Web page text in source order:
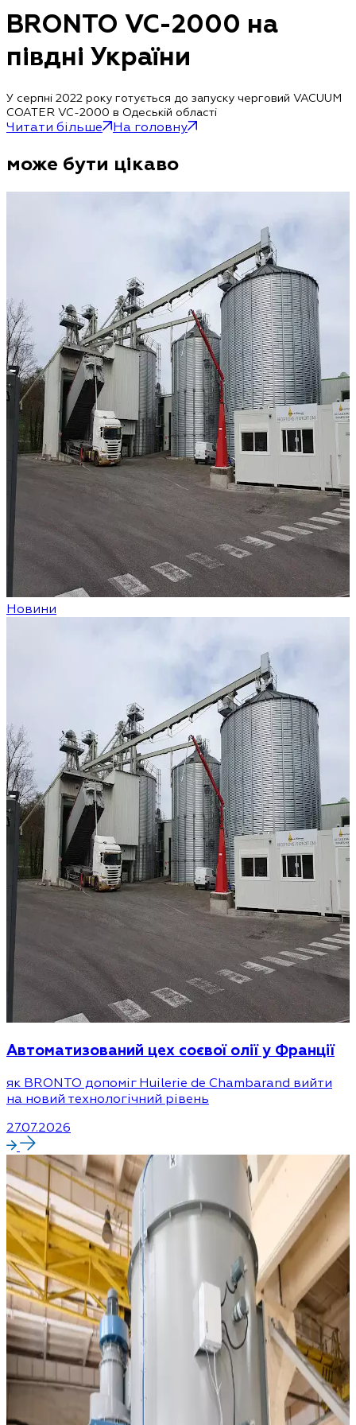
BRONTO VC-2000 на
півдні України
У серпні 2022 року готується до запуску черговий VACUUM
COATER VC-2000 в Одеській області
Читати більше На головну
може бути цікаво
Новини
Автоматизований цех соєвої олії у Франції
як BRONTO допоміг Huilerie de Chambarand вийти
на новий технологічний рівень
27.07.2026